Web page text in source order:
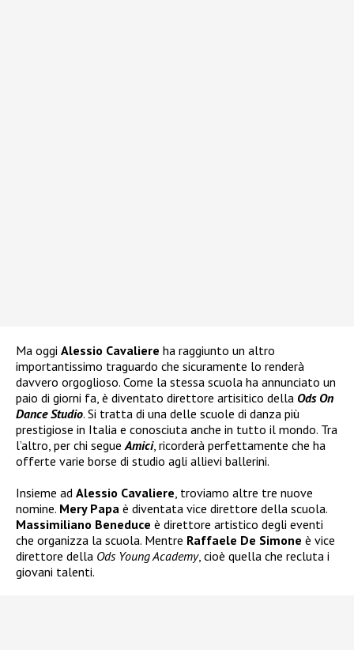
Ma oggi Alessio Cavaliere ha raggiunto un altro
importantissimo traguardo che sicuramente lo renderà
davvero orgoglioso. Come la stessa scuola ha annunciato un
paio di giorni fa, è diventato direttore artisitico della Ods On
Dance Studio. Si tratta di una delle scuole di danza più
prestigiose in Italia e conosciuta anche in tutto il mondo. Tra
l’altro, per chi segueAmici, ricorderà perfettamente che ha
offerte varie borse di studio agli allievi ballerini.
Insieme ad Alessio Cavaliere, troviamo altre tre nuove
nomine. Mery Papa è diventata vice direttore della scuola.
Massimiliano Beneduce è direttore artistico degli eventi
che organizza la scuola. Mentre Raffaele De Simone è vice
direttore della Ods Young Academy, cioè quella che recluta i
giovani talenti.